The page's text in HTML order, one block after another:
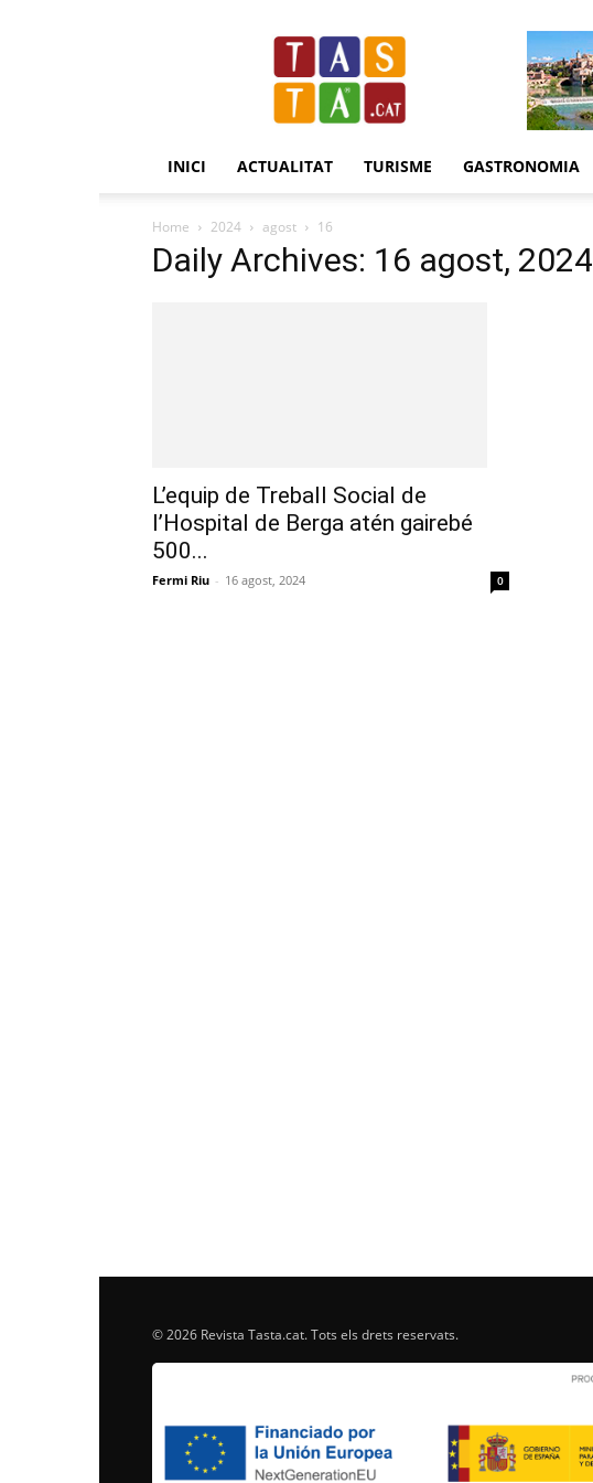
Revista
Tasta.cat
INICI ACTUALITAT TURISME GASTRONOMIA
Home 2024 agost 16
Daily Archives: 16 agost, 2024
L’equip de Treball Social de
l’Hospital de Berga atén gairebé
500...
Fermi Riu - 16 agost, 2024 0
© 2026 Revista Tasta.cat. Tots els drets reservats.